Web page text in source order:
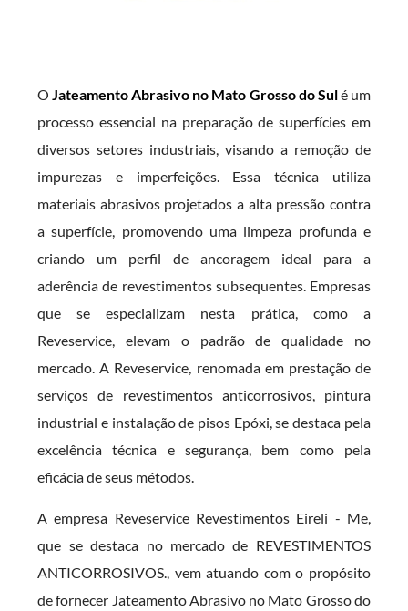
OJateamento Abrasivo no Mato Grosso do Sulé um
processo essencial na preparação de superfícies em
diversos setores industriais, visando a remoção de
impurezas e imperfeições. Essa técnica utiliza
materiais abrasivos projetados a alta pressão contra
a superfície, promovendo uma limpeza profunda e
criando um perfil de ancoragem ideal para a
aderência de revestimentos subsequentes. Empresas
que se especializam nesta prática, como a
Reveservice, elevam o padrão de qualidade no
mercado. A Reveservice, renomada em prestação de
serviços de revestimentos anticorrosivos, pintura
industrial e instalação de pisos Epóxi, se destaca pela
excelência técnica e segurança, bem como pela
eficácia de seus métodos.
A empresa Reveservice Revestimentos Eireli - Me,
que se destaca no mercado de REVESTIMENTOS
ANTICORROSIVOS., vem atuando com o propósito
de fornecer Jateamento Abrasivo no Mato Grosso do